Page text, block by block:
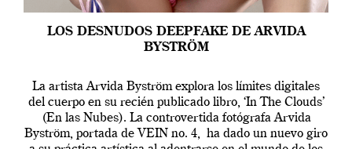
LOS DESNUDOS DEEPFAKE DE ARVIDA
BYSTRÖM
La artista Arvida Byström explora los límites digitales
del cuerpo en su recién publicado libro, ‘In The Clouds’
(En las Nubes). La controvertida fotógrafa Arvida
Byström, portada de VEIN no. 4, ha dado un nuevo giro